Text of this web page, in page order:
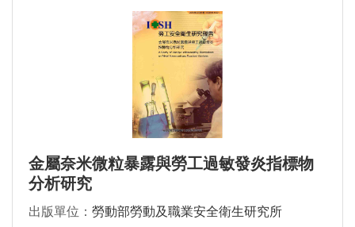
金屬奈米微粒暴露與勞工過敏發炎指標物
分析研究
出版單位： 勞動部勞動及職業安全衛生研究所